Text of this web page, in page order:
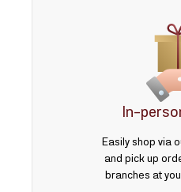
In-
Easily shop via
and pick up
branches at